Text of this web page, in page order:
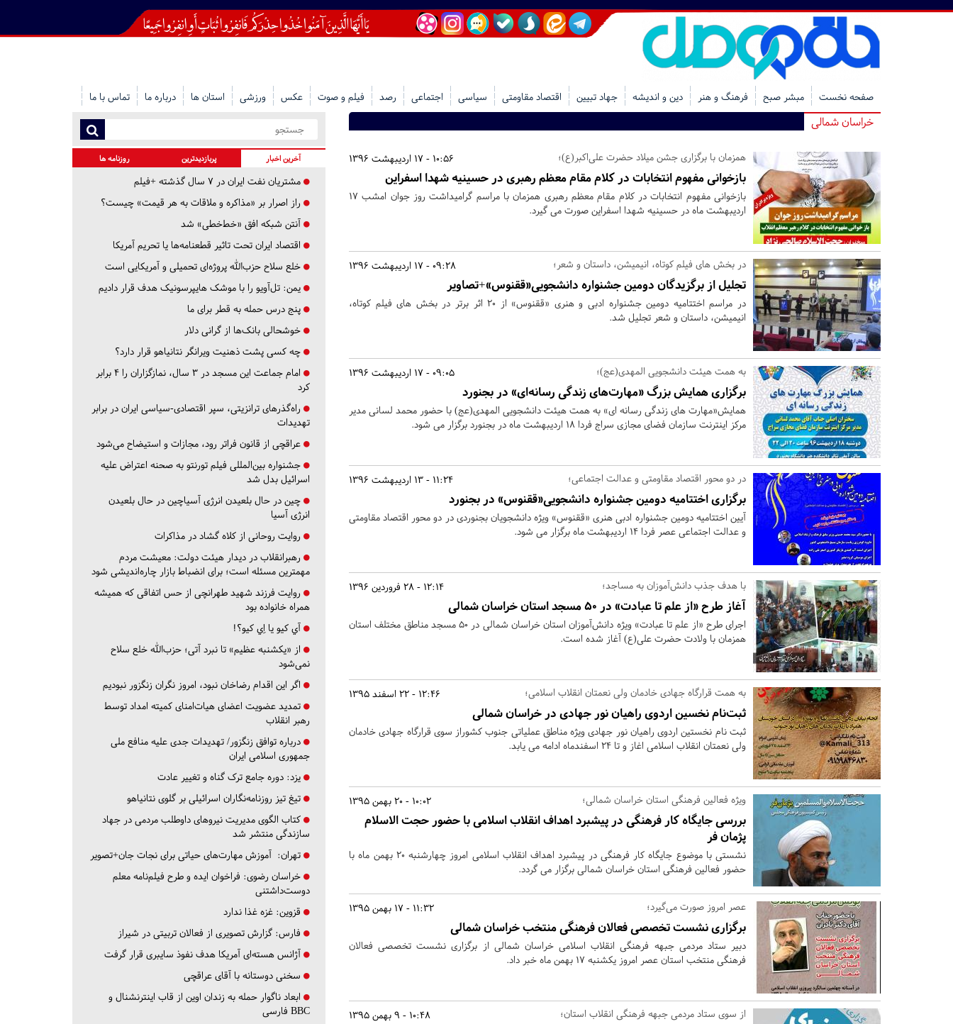
صفحه نخست مبشر صبح فرهنگ و هنر دین و اندیشه جهاد تبیین اقتصاد مقاومتی سیاسی اجتماعی رصد فیلم و صوت عکس ورزشی استان ها درباره ما تماس با ما
خراسان شمالی
10:56 - 17 اردیبهشت 1396 همزمان با برگزاری جشن میلاد حضرت علی‌اکبر(ع)؛
بازخوانی مفهوم انتخابات در کلام مقام معظم رهبری در حسینیه شهدا اسفراین
بازخوانی مفهوم انتخابات در کلام مقام معظم رهبری همزمان با مراسم گرامیداشت روز جوان امشب 17
اردیبهشت ماه در حسینیه شهدا اسفراین صورت می گیرد.
09:28 - 17 اردیبهشت 1396 در بخش های فیلم کوتاه، انیمیشن، داستان و شعر؛
تجلیل از برگزیدگان دومین جشنواره دانشجویی«ققنوس»+تصاویر
در مراسم اختتامیه دومین جشنواره ادبی و هنری «ققنوس» از 20 اثر برتر در بخش های فیلم کوتاه،
انیمیشن، داستان و شعر تجلیل شد.
09:05 - 17 اردیبهشت 1396 به همت هیئت دانشجویی المهدی(عج)؛
برگزاری همایش بزرگ «مهارت‌های زندگی رسانه‌ای» در بجنورد
همایش«مهارت های زندگی رسانه ای» به همت هیئت دانشجویی المهدی(عج) با حضور محمد لسانی مدیر
مرکز اینترنت سازمان فضای مجازی سراج فردا 18 اردیبهشت ماه در بجنورد برگزار می شود.
11:24 - 13 اردیبهشت 1396 در دو محور اقتصاد مقاومتی و عدالت اجتماعی؛
برگزاری اختتامیه دومین جشنواره دانشجویی«ققنوس» در بجنورد
آیین اختتامیه دومین جشنواره ادبی هنری «ققنوس» ویژه دانشجویان بجنوردی در دو محور اقتصاد مقاومتی
و عدالت اجتماعی عصر فردا 14 اردیبهشت ماه برگزار می شود.
12:14 - 28 فروردین 1396 با هدف جذب دانش‌آموزان به مساجد؛
آغاز طرح «از علم تا عبادت» در 50 مسجد استان خراسان شمالی
اجرای طرح «از علم تا عبادت» ویژه دانش‌آموزان استان خراسان شمالی در 50 مسجد مناطق مختلف استان
همزمان با ولادت حضرت علی(ع) آغاز شده است.
12:46 - 22 اسفند 1395 به همت قرارگاه جهادی خادمان ولی نعمتان انقلاب اسلامی؛
ثبت‌نام نخسین اردوی راهیان نور جهادی در خراسان شمالی
ثبت نام نخستین اردوی راهیان نور جهادی ویژه مناطق عملیاتی جنوب کشوراز سوی قرارگاه جهادی خادمان
ولی نعمتان انقلاب اسلامی اغاز و تا 24 اسفندماه ادامه می یابد.
10:02 - 20 بهمن 1395 ویژه فعالین فرهنگی استان خراسان شمالی؛
بررسی جایگاه کار فرهنگی در پیشبرد اهداف انقلاب اسلامی با حضور حجت الاسلام
پژمان فر
نشستی با موضوع جایگاه کار فرهنگی در پیشبرد اهداف انقلاب اسلامی امروز چهارشنبه 20 بهمن ماه با
حضور فعالین فرهنگی استان خراسان شمالی برگزار می گردد.
11:32 - 17 بهمن 1395 عصر امروز صورت می‌گیرد؛
برگزاری نشست تخصصی فعالان فرهنگی منتخب خراسان شمالی
دبیر ستاد مردمی جبهه فرهنگی انقلاب اسلامی خراسان شمالی از برگزاری نشست تخصصی فعالان
فرهنگی منتخب استان عصر امروز یکشنبه 17 بهمن ماه خبر داد.
10:48 - 9 بهمن 1395 از سوی ستاد مردمی جبهه فرهنگی انقلاب استان؛
آخرین اخبار پربازدیدترین روزنامه ها
مشتریان نفت ایران در ۷ سال گذشته +فیلم
راز اصرار بر «مذاکره و ملاقات به هر قیمت» چیست؟
آنتن شبکه افق «خط‌خطی» شد
اقتصاد ایران تحت تاثیر قطعنامه‌ها یا تحریم‌ آمریکا
خلع سلاح حزب‌الله پروژه‌ای تحمیلی و آمریکایی است
یمن: تل‌آویو را با موشک هایپرسونیک هدف قرار دادیم
پنج درس‌ حمله به قطر برای ما
خوشحالی بانک‌ها از گرانی دلار
چه کسی پشت ذهنیت ویرانگر نتانیاهو قرار دارد؟
امام جماعت این مسجد در ۳ سال، نمازگزاران را ۴ برابر
کرد
راه‌گذرهای ترانزیتی، سپر اقتصادی-سیاسی ایران در برابر
تهدیدات
عراقچی از قانون فراتر رود، مجازات و استیضاح می‌شود
جشنواره بین‌المللی فیلم تورنتو به صحنه اعتراض علیه
اسرائیل بدل شد
چین در حال بلعیدن انرژی آسیاچین در حال بلعیدن
انرژی آسیا
روایت روحانی از کلاه گشاد در مذاکرات
رهبرانقلاب در دیدار هیئت دولت: معیشت مردم
مهمترین مسئله است؛ برای انضباط بازار چاره‌اندیشی شود
روایت فرزند شهید طهرانچی از حس اتفاقی که همیشه
همراه خانواده بود
آي كيو يا اِي كيو؟!
از «یکشنبه عظیم» تا نبرد آتی؛ حزب‌الله خلع سلاح
نمی‌شود
اگر این اقدام رضاخان نبود، امروز نگران زنگزور نبودیم
تمدید عضویت اعضای هیات‌امنای کمیته امداد توسط
رهبر انقلاب
درباره توافق زنگزور/ تهدیدات جدی علیه منافع ملی
جمهوری اسلامی ایران
یزد: دوره جامع ترک گناه و تغییر عادت
تیغ تیز روزنامه‌نگاران اسرائیلی بر گلوی نتانیاهو
کتاب الگوی مدیریت نیروهای داوطلب مردمی در جهاد
سازندگی منتشر شد
تهران: آموزش مهارت‌های حیاتی برای نجات جان+تصویر
خراسان رضوی: فراخوان ایده و طرح فیلم‌نامه معلم
دوست‌داشتنی
قزوین: غزه غذا ندارد
فارس: گزارش تصویری از فعالان تربیتی در شیراز
آژانس هسته‌ای آمریکا هدف نفوذ سایبری قرار گرفت
سخنی دوستانه با آقای عراقچی
ابعاد ناگوار حمله به زندان اوین از قاب اینترنشنال و
BBC فارسی